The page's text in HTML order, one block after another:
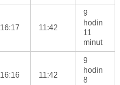
16:17 11:42
9
hodin
11
minut
16:16 11:42
9
hodin
8